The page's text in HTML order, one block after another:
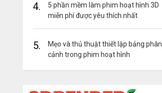
4.
5 phần mềm làm phim hoạt hình 3D
miễn phí được yêu thích nhất
5.
Mẹo và thủ thuật thiết lập bảng phân
cảnh trong phim hoạt hình